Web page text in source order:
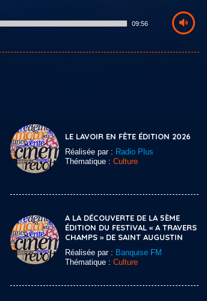
09:56
LE LAVOIR EN FÊTE ÉDITION 2026
Réalisée par : Radio Plus
Thématique : Culture
A LA DÉCOUVERTE DE LA 5ÈME
ÉDITION DU FESTIVAL « A TRAVERS
CHAMPS » DE SAINT AUGUSTIN
Réalisée par : Banquise FM
Thématique : Culture